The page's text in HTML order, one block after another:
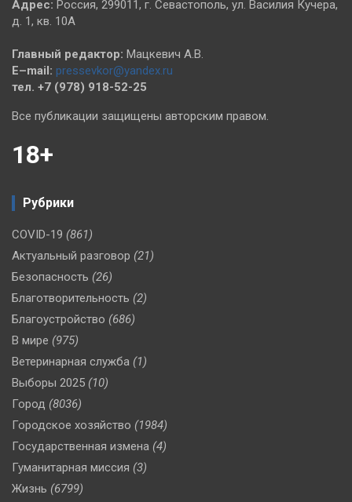
Адрес: Россия, 299011, г. Севастополь, ул. Василия Кучера,
д. 1, кв. 10А
Главный редактор: Мацкевич А.В.
E–mail: pressevkor@yandex.ru
тел. +7 (978) 918-52-25
Все публикации защищены авторским правом.
18+
Рубрики
COVID-19 (861)
Актуальный разговор (21)
Безопасность (26)
Благотворительность (2)
Благоустройство (686)
В мире (975)
Ветеринарная служба (1)
Выборы 2025 (10)
Город (8036)
Городское хозяйство (1984)
Государственная измена (4)
Гуманитарная миссия (3)
Жизнь (6799)